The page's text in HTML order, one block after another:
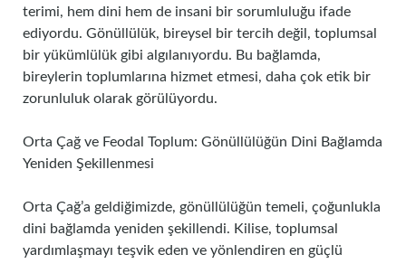
terimi, hem dini hem de insani bir sorumluluğu ifade
ediyordu. Gönüllülük, bireysel bir tercih değil, toplumsal
bir yükümlülük gibi algılanıyordu. Bu bağlamda,
bireylerin toplumlarına hizmet etmesi, daha çok etik bir
zorunluluk olarak görülüyordu.
Orta Çağ ve Feodal Toplum: Gönüllülüğün Dini Bağlamda
Yeniden Şekillenmesi
Orta Çağ’a geldiğimizde, gönüllülüğün temeli, çoğunlukla
dini bağlamda yeniden şekillendi. Kilise, toplumsal
yardımlaşmayı teşvik eden ve yönlendiren en güçlü